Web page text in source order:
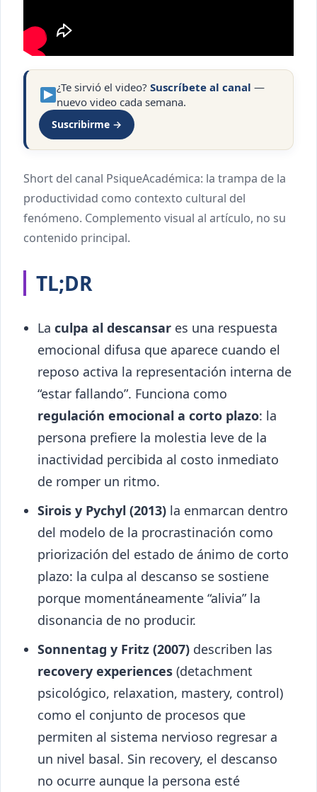
¿Te sirvió el video?Suscríbete al canal —
nuevo video cada semana.
Suscribirme →
Short del canal PsiqueAcadémica: la trampa de la
productividad como contexto cultural del
fenómeno. Complemento visual al artículo, no su
contenido principal.
TL;DR
La culpa al descansar es una respuesta
emocional difusa que aparece cuando el
reposo activa la representación interna de
“estar fallando”. Funciona como
regulación emocional a corto plazo: la
persona prefiere la molestia leve de la
inactividad percibida al costo inmediato
de romper un ritmo.
Sirois y Pychyl (2013) la enmarcan dentro
del modelo de la procrastinación como
priorización del estado de ánimo de corto
plazo: la culpa al descanso se sostiene
porque momentáneamente “alivia” la
disonancia de no producir.
Sonnentag y Fritz (2007) describen las
recovery experiences (detachment
psicológico, relaxation, mastery, control)
como el conjunto de procesos que
permiten al sistema nervioso regresar a
un nivel basal. Sin recovery, el descanso
no ocurre aunque la persona esté